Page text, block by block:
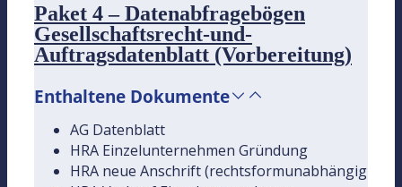
Paket 4 – Datenabfragebögen
Gesellschaftsrecht-und-
Auftragsdatenblatt (Vorbereitung)
Enthaltene Dokumente
AG Datenblatt
HRA Einzelunternehmen Gründung
HRA neue Anschrift (rechtsformunabhängig